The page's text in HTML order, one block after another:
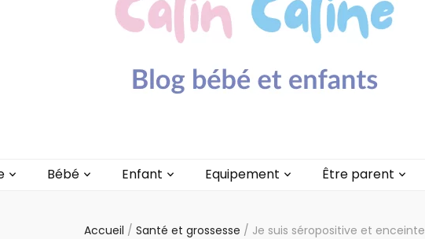
Bébé Enfant Equipement Être parent
Accueil / Santé et grossesse / Je suis séropositive et enceinte